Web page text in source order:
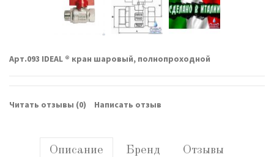
Арт.093 IDEAL ® кран шаровый, полнопроходной
Читать отзывы (0) Написать отзыв
Описание Бренд Отзывы